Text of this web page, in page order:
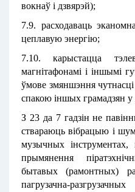
вокнаў і дзвярэй);
7.9. расходаваць
цеплавую энергію;
7.10. карыстацца
магнітафонамі і іншымі
ўмове змяншэння
спакою іншых грамадзян
З 23 да 7 гадзін не
ствараюць вібрацыю і
музычных
прымянення
бытавых (рамонтных)
пагрузачна-